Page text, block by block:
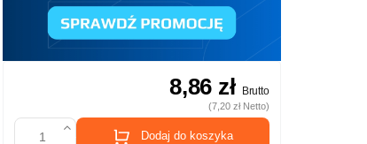
8,86 zł Brutto
(7,20 zł Netto)
Dodaj do koszyka